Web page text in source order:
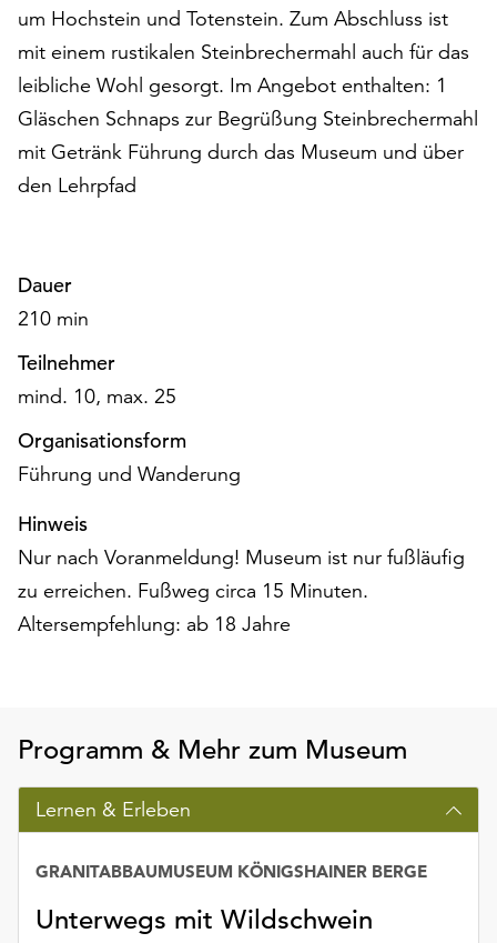
Einverständnis
jederzeit
ändern
und
widerrufen.
Dafür
steht
der
Seite
Schaltfläche
„Cookie-
Einstellungen“
zur
Verfügung.
Funktionale
Cookies
auch
ohne
Ihr
Einverständnis
Möchten
Sie
die
verwendeten
Cookies
anpassen,
Sie
um Hochstein und Totenstein. Zum Abschluss ist
mit einem rustikalen Steinbrechermahl auch für das
leibliche Wohl gesorgt. Im Angebot enthalten: 1
Gläschen Schnaps zur Begrüßung Steinbrechermahl
mit Getränk Führung durch das Museum und über
den Lehrpfad
Dauer
210 min
Teilnehmer
mind. 10, max. 25
Organisationsform
Führung und Wanderung
Hinweis
Nur nach Voranmeldung! Museum ist nur fußläufig
zu erreichen. Fußweg circa 15 Minuten.
Altersempfehlung: ab 18 Jahre
Programm & Mehr zum Museum
Lernen & Erleben
Unterwegs mit Wildschwein
GRANITABBAUMUSEUM KÖNIGSHAINER BERGE